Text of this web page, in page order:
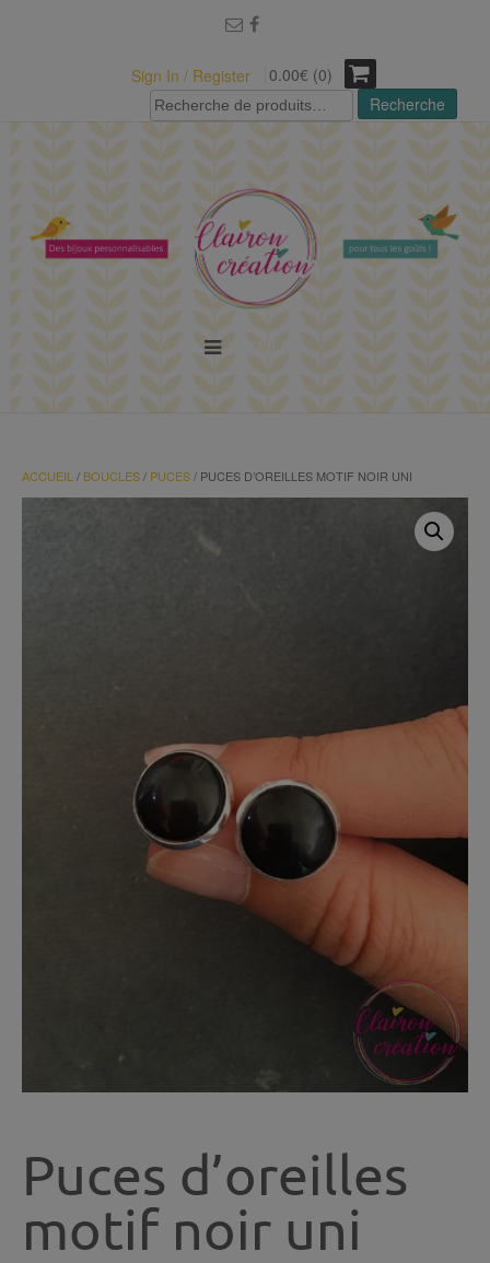
Sign In / Register
0.00€ (0)
Recherche
pour :
Recherche
ACCUEIL / BOUCLES/ PUCES/ PUCES D’OREILLES MOTIF NOIR UNI
Puces d’oreilles
motif noir uni